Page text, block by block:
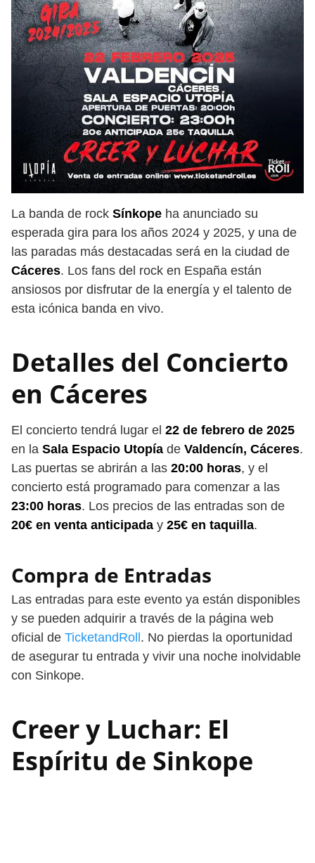
La banda de rock Sínkope ha anunciado su
esperada gira para los años 2024 y 2025, y una de
las paradas más destacadas será en la ciudad de
Cáceres. Los fans del rock en España están
ansiosos por disfrutar de la energía y el talento de
esta icónica banda en vivo.
Detalles del Concierto
en Cáceres
El concierto tendrá lugar el 22 de febrero de 2025
en la Sala Espacio Utopía de Valdencín, Cáceres.
Las puertas se abrirán a las 20:00 horas, y el
concierto está programado para comenzar a las
23:00 horas. Los precios de las entradas son de
20€ en venta anticipada y 25€ en taquilla.
Compra de Entradas
Las entradas para este evento ya están disponibles
y se pueden adquirir a través de la página web
oficial de TicketandRoll. No pierdas la oportunidad
de asegurar tu entrada y vivir una noche inolvidable
con Sinkope.
Creer y Luchar: El
Espíritu de Sinkope